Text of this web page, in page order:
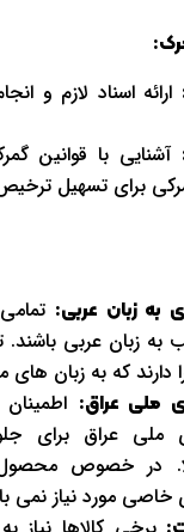
ارائه اسناد لازم و
آشنایی با قوانین
برای تسهیل
به زبان عربی:
به زبان عربی باشند.
دارند که به زبان
ملی عراق:
ملی عراق برای
در خصوص محصول
خاصی مورد نیاز نمی